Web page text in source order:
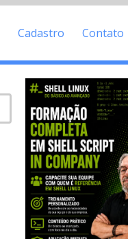
Cadastro Contato